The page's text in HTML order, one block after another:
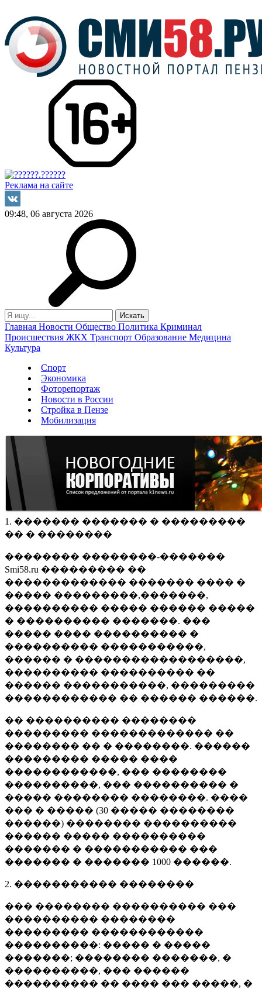
Реклама на сайте
09:48, 06 августа 2026
Главная Новости Общество Политика Криминал
Происшествия ЖКХ Транспорт Образование Медицина
Культура
Спорт
Экономика
Фоторепортаж
Новости в России
Стройка в Пензе
Мобилизация
1. ������� ������� � ���������
�� � ��������
�������� ��������-�������
Smi58.ru ��������� ��
������������� ������� ���� �
����� ���������,�������,
���������� ����� ������ �����
� ���������� �������. ���
����� ���� ���������� �
���������� �����������,
������ � ������������������,
���������� ���������� ��
������ �����������, ���������
������������ �� ������ ������.
�� ���������� ��������
��������� ������������� ��
�������� �� � ��������. ������
��������� ����� ����
������������, ��� ��������
����������, ��� ���������� �
����� �������� ��������. ����
��� � ����� (30 ����� ��������
������) �������� ����������
������ ����� ����������
������� � ����������� ���
������� � ������� 1000 ������.
2. ����������� ��������
��� �������� ���������� ���
���������� ��������
��������� ������������
����������: ����� � �����
�������; �������� �������, �
����������, ��� ������
���������� �� ���� ��� �����, �